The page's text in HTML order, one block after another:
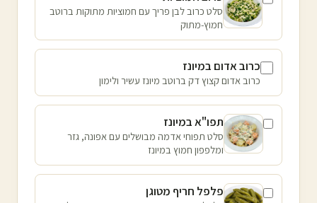
סלט כרוב לבן פריך עם חמוציות מתוקות ברוטב
חמוץ-מתוק
כרוב אדום במיונז
כרוב אדום קצוץ דק ברוטב מיונז עשיר ולימון
תפו"א במיונז
סלט תפוחי אדמה מבושלים עם אפונה, גזר
ומלפפון חמוץ במיונז
פלפל חריף מטוגן